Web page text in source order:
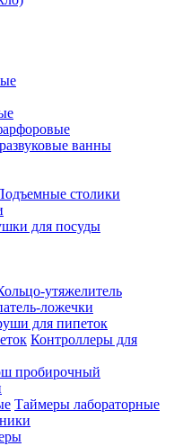
ванны
столики
для посуды
утяжелитель
ложечки
для пипеток
Контроллеры для
пробирочный
Таймеры лабораторные